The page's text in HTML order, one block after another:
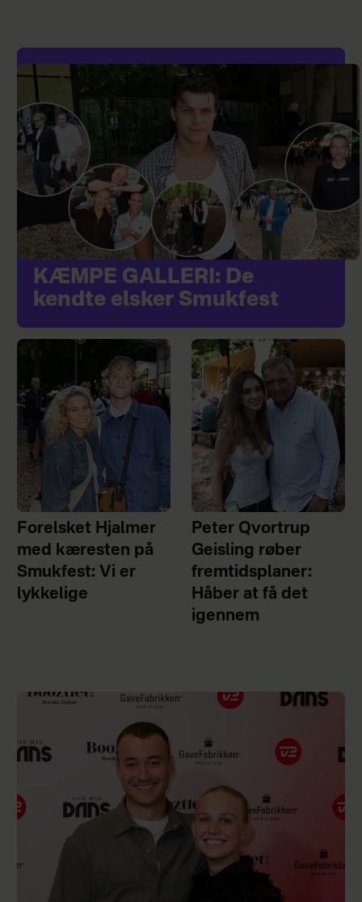
KÆMPE GALLERI: De
kendte elsker Smukfest
Forelsket Hjalmer
med kæresten på
Smukfest: Vi er
lykkelige
Peter Qvortrup
Geisling røber
fremtidsplaner:
Håber at få det
igennem